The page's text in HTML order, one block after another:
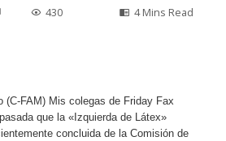
430 4 Mins Read
(C-FAM) Mis colegas de Friday Fax
que la «Izquierda de Látex»
concluida de la Comisión de